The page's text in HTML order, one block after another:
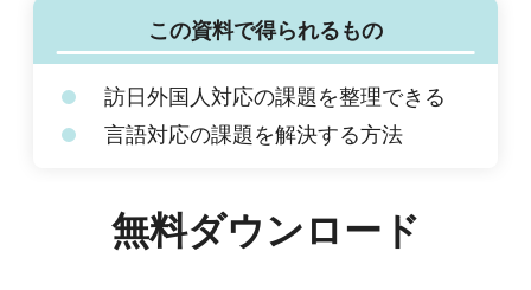
この資料で得られるもの
訪日外国人対応の課題を整理できる
言語対応の課題を解決する方法
無料ダウンロード